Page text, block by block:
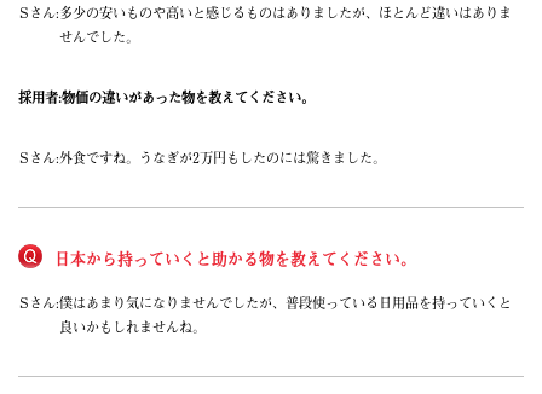
Sさん:多少の安いものや高いと感じるものはありましたが、ほとんど違いはありま
せんでした。
採用者:物価の違いがあった物を教えてください。
Sさん:外食ですね。うなぎが2万円もしたのには驚きました。
日本から持っていくと助かる物を教えてください。
Sさん:僕はあまり気になりませんでしたが、普段使っている日用品を持っていくと
良いかもしれませんね。